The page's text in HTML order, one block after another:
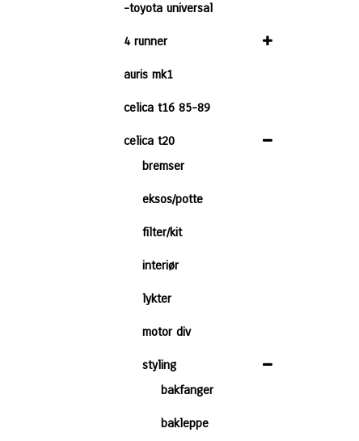
-toyota universal
4 runner
auris mk1
celica t16 85-89
celica t20
bremser
eksos/potte
filter/kit
interiør
lykter
motor div
styling
bakfanger
bakleppe